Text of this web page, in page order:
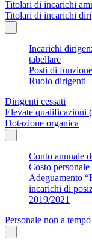
Titolari di incarichi
Titolari di incarichi
Incarichi
tabellare
Posti di
Ruolo dirigenti
Dirigenti cessati
Elevate qualificazioni
Dotazione organica
Conto annuale
Costo
Adeguamento
incarichi di
2019/2021
Personale non a